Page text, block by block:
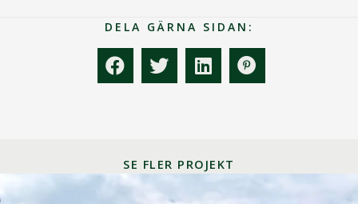
DELA GÄRNA SIDAN:
SE FLER PROJEKT